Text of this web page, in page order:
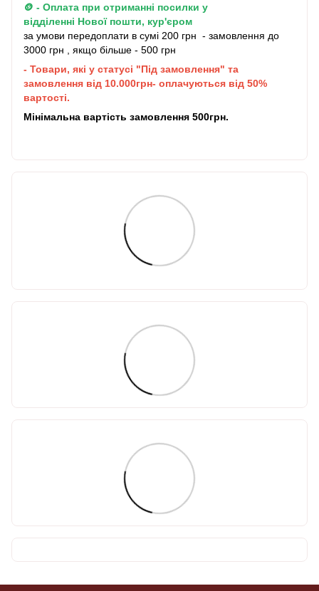
🪙 - Оплата при отриманні посилки у
відділенні Нової пошти, кур'єром
за умови передоплати в сумі 200 грн - замовлення до
3000 грн , якщо більше - 500 грн
- Товари, які у статусі "Під замовлення" та
замовлення від 10.000грн- оплачуються від 50%
вартості.
Мінімальна вартість замовлення 500грн.